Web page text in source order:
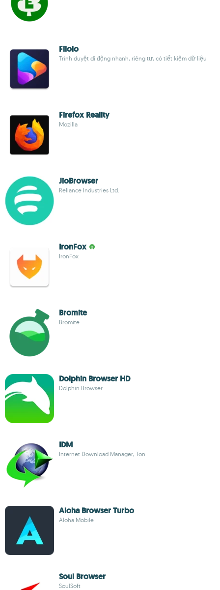
Filolo
Trình duyệt di động nhanh, riêng tư, có tiết kiệm dữ liệu
Firefox Reality
Mozilla
JioBrowser
Reliance Industries Ltd.
IronFox
IronFox
Bromite
Bromite
Dolphin Browser HD
Dolphin Browser
IDM
Internet Download Manager, Ton
Aloha Browser Turbo
Aloha Mobile
Soul Browser
SoulSoft